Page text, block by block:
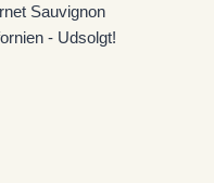
Sauvignon
- Udsolgt!